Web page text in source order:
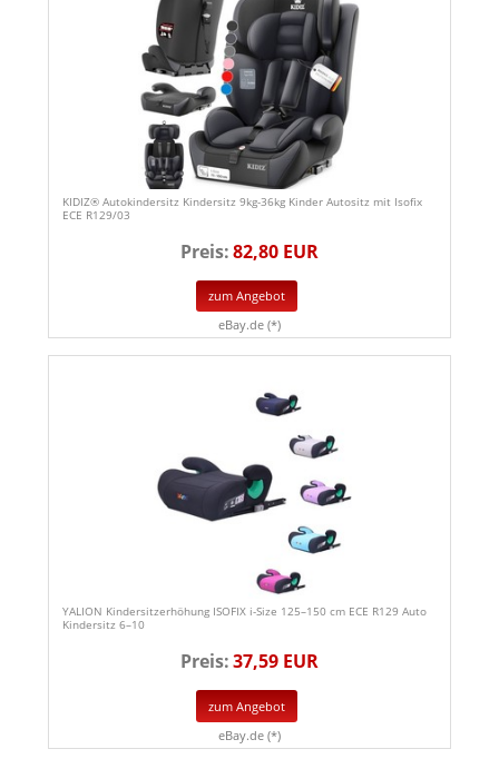
KIDIZ® Autokindersitz Kindersitz 9kg-36kg Kinder Autositz mit Isofix
ECE R129/03
Preis:82,80 EUR
zum Angebot
eBay.de (*)
YALION Kindersitzerhöhung ISOFIX i-Size 125–150 cm ECE R129 Auto
Kindersitz 6–10
Preis:37,59 EUR
zum Angebot
eBay.de (*)